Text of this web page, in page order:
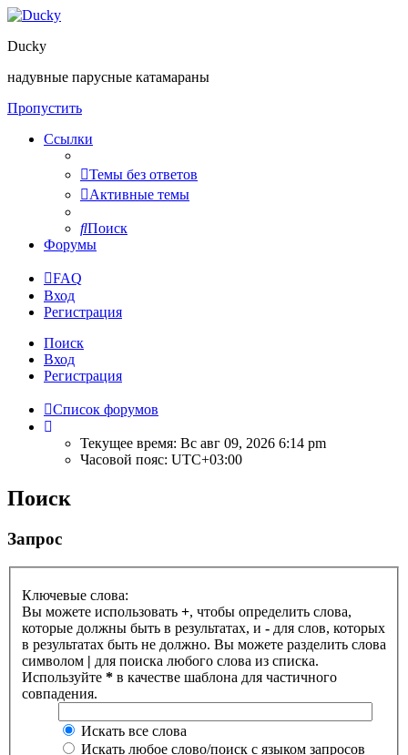
Ducky
надувные парусные катамараны
Пропустить
Ссылки
Темы без ответов
Активные темы
Поиск
Форумы
FAQ
Вход
Регистрация
Поиск
Вход
Регистрация
Список форумов
Текущее время: Вс авг 09, 2026 6:14 pm
Часовой пояс: UTC+03:00
Поиск
Запрос
Ключевые слова:
Вы можете использовать +, чтобы определить слова,
которые должны быть в результатах, и - для слов, которых
в результатах быть не должно. Вы можете разделить слова
символом | для поиска любого слова из списка.
Используйте * в качестве шаблона для частичного
совпадения.
Искать все слова
Искать любое слово/поиск с языком запросов